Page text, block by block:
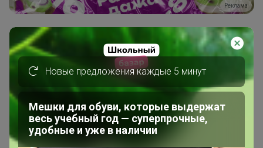
Реклама
Главная
Chydo_chydnoe
Сообщения пользователя
Сообщения пользователя —
Chydo_chydnoe
Новые предложения каждые 5 минут
Мешки для обуви, которые выдержат
весь учебный год — суперпрочные,
удобные и уже в наличии